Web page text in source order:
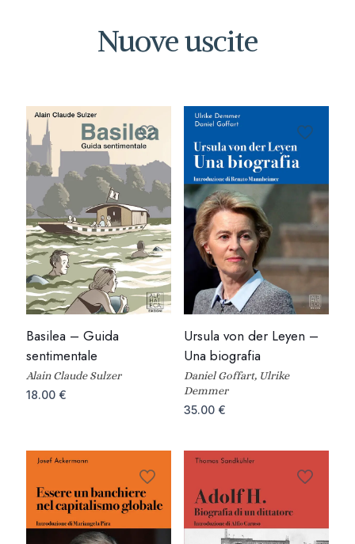
Nuove uscite
Basilea – Guida
sentimentale
Alain Claude Sulzer
18.00 €
Ursula von der Leyen –
Una biografia
Daniel Goffart, Ulrike
Demmer
35.00 €